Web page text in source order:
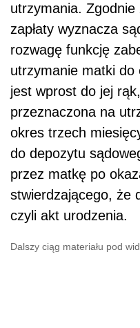
utrzymania.
zapłaty wyznacza
rozwagę funkcję
utrzymanie matki do
jest wprost do jej
przeznaczona na
okres trzech
do depozytu
przez matkę po
stwierdzającego, że
czyli akt urodzenia.
Dalszy ciąg materiału pod